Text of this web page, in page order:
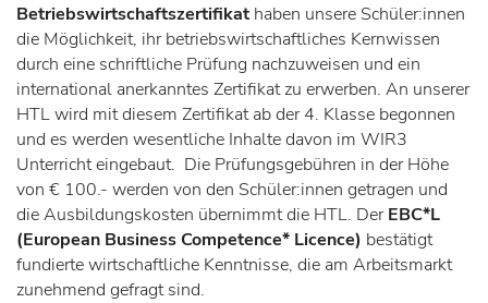
Betriebswirtschaftszertifikat haben unsere Schüler:innen
die Möglichkeit, ihr betriebswirtschaftliches Kernwissen
durch eine schriftliche Prüfung nachzuweisen und ein
international anerkanntes Zertifikat zu erwerben. An unserer
HTL wird mit diesem Zertifikat ab der 4. Klasse begonnen
und es werden wesentliche Inhalte davon im WIR3
Unterricht eingebaut. Die Prüfungsgebühren in der Höhe
von € 100.- werden von den Schüler:innen getragen und
die Ausbildungskosten übernimmt die HTL. DerEBC*L
(European Business Competence* Licence) bestätigt
fundierte wirtschaftliche Kenntnisse, die am Arbeitsmarkt
zunehmend gefragt sind.